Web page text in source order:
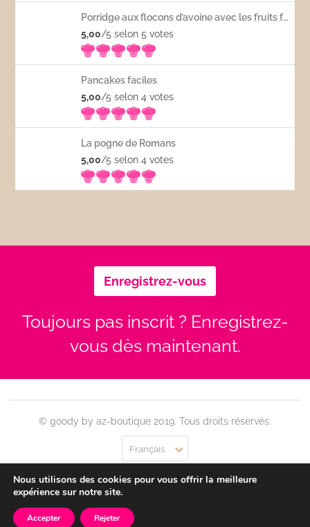
Porridge aux flocons d’avoine avec les fruits frais
5,00/5 selon 5votes
Pancakes faciles
5,00/5 selon 4votes
La pogne de Romans
5,00/5 selon 4votes
Enregistrez-vous
Toujours pas inscrit ? Enregistrez-
vous dès maintenant.
© goody by az-boutique 2019. Tous droits réservés.
Français
Contact Se connecter Confidentialité CGU
Nous utilisons des cookies pour vous offrir la meilleure
expérience sur notre site.
Accepter Rejeter